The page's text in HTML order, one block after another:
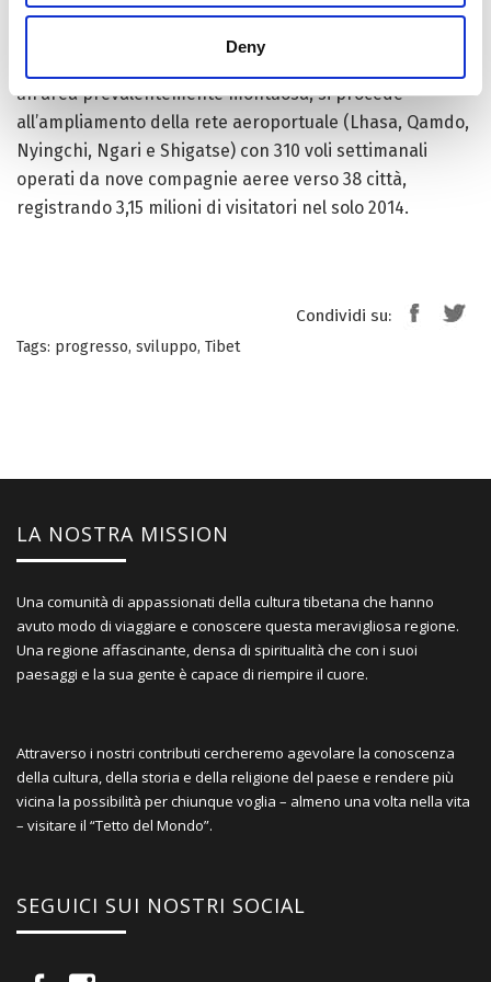
Deny
contemporaneamente stimolare le regioni occidentali
relativamente più arretrate. Allo stesso tempo, però,
un’area prevalentemente montuosa, si procede
all’ampliamento della rete aeroportuale (Lhasa, Qamdo,
Nyingchi, Ngari e Shigatse) con 310 voli settimanali
operati da nove compagnie aeree verso 38 città,
registrando 3,15 milioni di visitatori nel solo 2014.
Condividi su:
Tags: progresso, sviluppo, Tibet
LA NOSTRA MISSION
Una comunità di appassionati della cultura tibetana che hanno
avuto modo di viaggiare e conoscere questa meravigliosa regione.
Una regione affascinante, densa di spiritualità che con i suoi
paesaggi e la sua gente è capace di riempire il cuore.
Attraverso i nostri contributi cercheremo agevolare la conoscenza
della cultura, della storia e della religione del paese e rendere più
vicina la possibilità per chiunque voglia – almeno una volta nella vita
– visitare il “Tetto del Mondo”.
SEGUICI SUI NOSTRI SOCIAL